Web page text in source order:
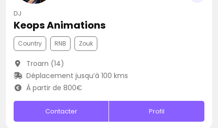
DJ
Keops Animations
Country RNB Zouk
Troarn (14)
Déplacement jusqu’à 100 kms
À partir de 800€
Contacter Profil